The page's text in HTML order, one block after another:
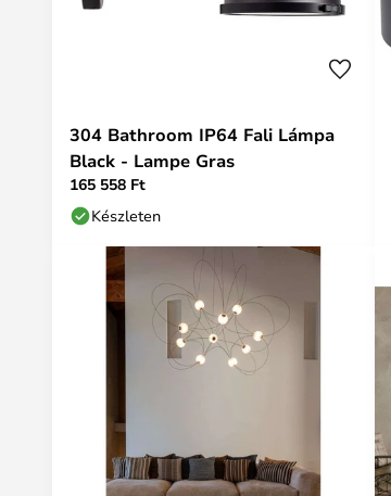
304 Bathroom IP64 Fali Lámpa
Black - Lampe Gras
165 558 Ft
Készleten